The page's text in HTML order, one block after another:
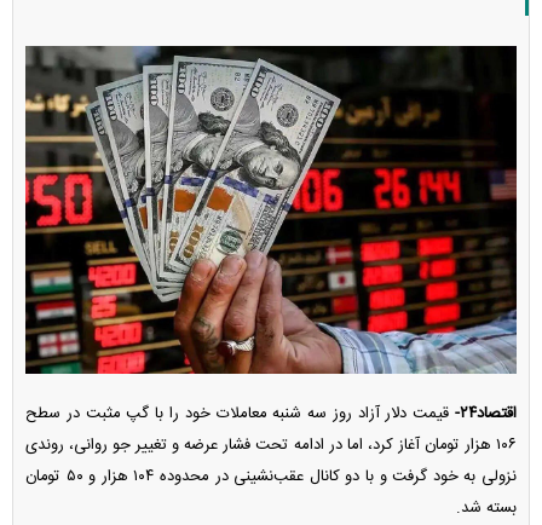
اقتصاد۲۴-
قیمت دلار آزاد روز سه شنبه معاملات خود را با گپ مثبت در سطح
۱۰۶ هزار تومان آغاز کرد، اما در ادامه تحت فشار عرضه و تغییر جو روانی، روندی
نزولی به خود گرفت و با دو کانال عقب‌نشینی در محدوده ۱۰۴ هزار و ۵۰ تومان
بسته شد.